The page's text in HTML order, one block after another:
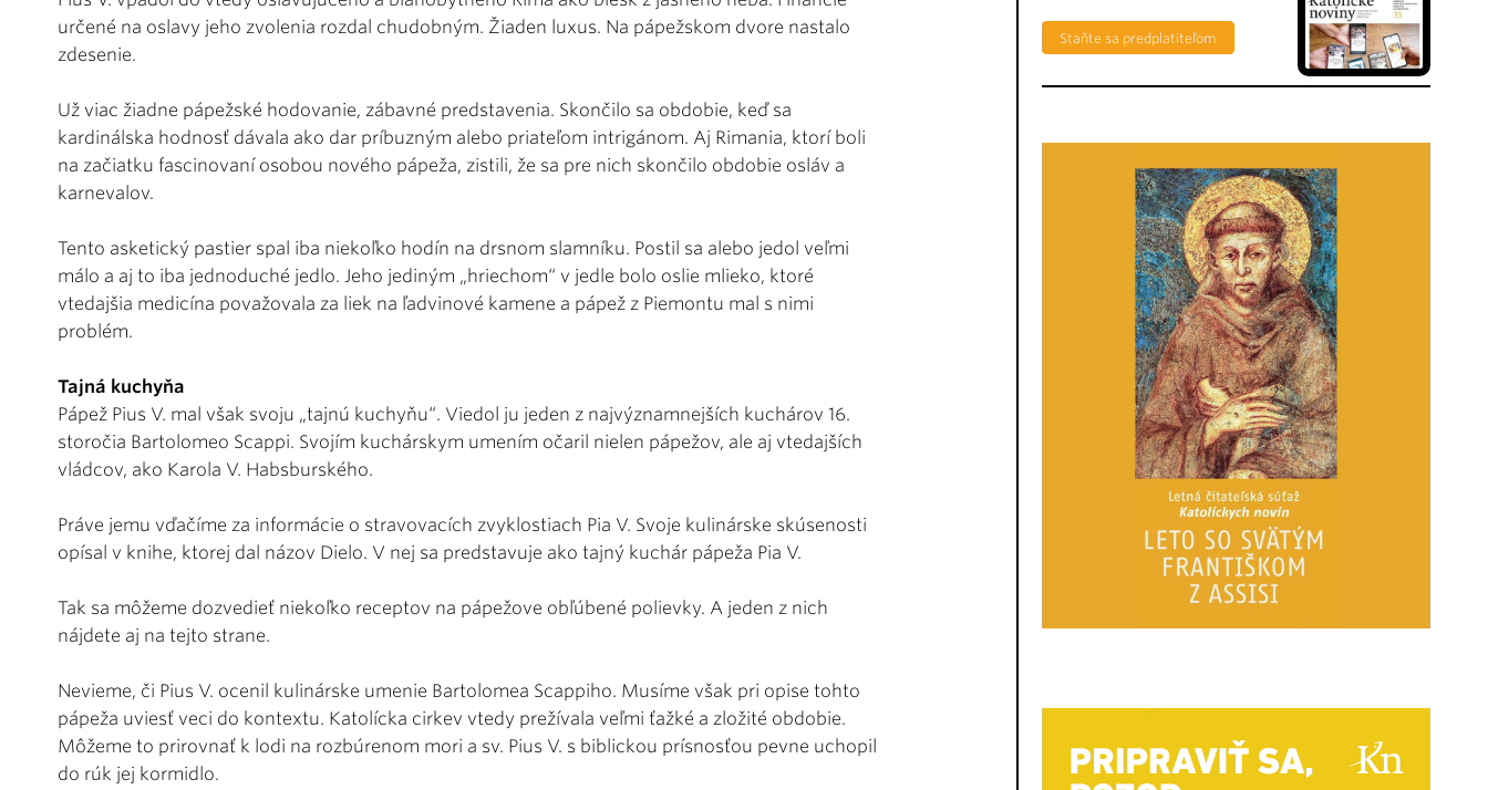
určené na oslavy jeho zvolenia rozdal chudobným. Žiaden luxus. Na pápežskom dvore nastalo
zdesenie.
Už viac žiadne pápežské hodovanie, zábavné predstavenia. Skončilo sa obdobie, keď sa
kardinálska hodnosť dávala ako dar príbuzným alebo priateľom intrigánom. Aj Rimania, ktorí boli
na začiatku fascinovaní osobou nového pápeža, zistili, že sa pre nich skončilo obdobie osláv a
karnevalov.
Tento asketický pastier spal iba niekoľko hodín na drsnom slamníku. Postil sa alebo jedol veľmi
málo a aj to iba jednoduché jedlo. Jeho jediným „hriechom“ v jedle bolo oslie mlieko, ktoré
vtedajšia medicína považovala za liek na ľadvinové kamene a pápež z Piemontu mal s nimi
problém.
Tajná kuchyňa
Pápež Pius V. mal však svoju „tajnú kuchyňu“. Viedol ju jeden z najvýznamnejších kuchárov 16.
storočia Bartolomeo Scappi. Svojím kuchárskym umením očaril nielen pápežov, ale aj vtedajších
vládcov, ako Karola V. Habsburského.
Práve jemu vďačíme za informácie o stravovacích zvyklostiach Pia V. Svoje kulinárske skúsenosti
opísal v knihe, ktorej dal názov Dielo. V nej sa predstavuje ako tajný kuchár pápeža Pia V.
Tak sa môžeme dozvedieť niekoľko receptov na pápežove obľúbené polievky. A jeden z nich
nájdete aj na tejto strane.
Nevieme, či Pius V. ocenil kulinárske umenie Bartolomea Scappiho. Musíme však pri opise tohto
pápeža uviesť veci do kontextu. Katolícka cirkev vtedy prežívala veľmi ťažké a zložité obdobie.
Môžeme to prirovnať k lodi na rozbúrenom mori a sv. Pius V. s biblickou prísnosťou pevne uchopil
do rúk jej kormidlo.
Staňte sa predplatiteľom